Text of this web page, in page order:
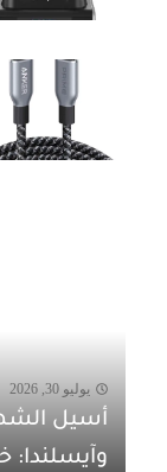
يوليو 30, 2026
أسيل